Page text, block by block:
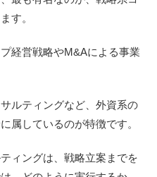
す。
経営戦略やM&Aによる事業
ルティングなど、外資系の
属しているのが特徴です。
ィングは、戦略立案までを